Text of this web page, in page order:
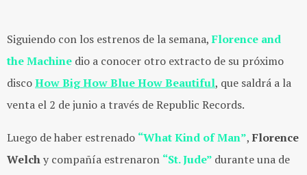
Siguiendo con los estrenos de la semana,Florence and
the Machine dio a conocer otro extracto de su próximo
discoHow Big How Blue How Beautiful, que saldrá a la
venta el 2 de junio a través de Republic Records.
Luego de haber estrenado “What Kind of Man”, Florence
Welchy compañía estrenaron “St. Jude” durante una de